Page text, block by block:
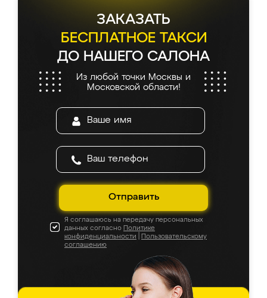
ЗАКАЗАТЬ
БЕСПЛАТНОЕ ТАКСИ
ДО НАШЕГО САЛОНА
Из любой точки Москвы и
Московской области!
Отправить
Я соглашаюсь на передачу персональных
данных согласно Политике
конфиденциальности
Пользовательскому
соглашению